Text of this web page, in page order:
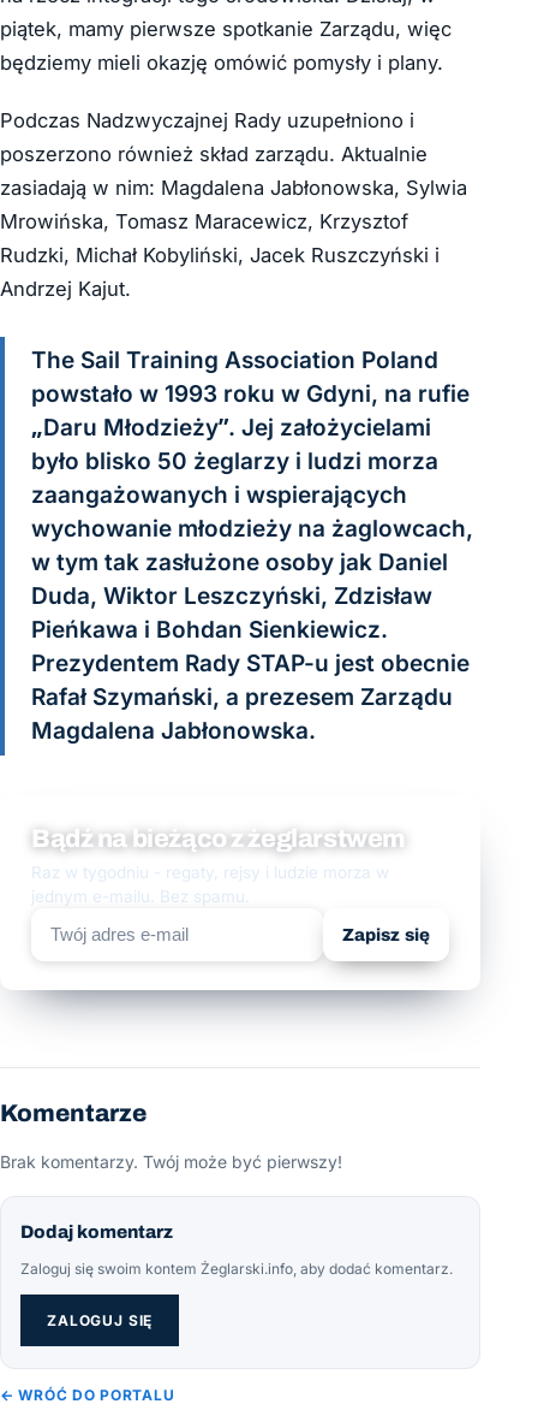
piątek, mamy pierwsze spotkanie Zarządu, więc
będziemy mieli okazję omówić pomysły i plany.
Podczas Nadzwyczajnej Rady uzupełniono i
poszerzono również skład zarządu. Aktualnie
zasiadają w nim: Magdalena Jabłonowska, Sylwia
Mrowińska, Tomasz Maracewicz, Krzysztof
Rudzki, Michał Kobyliński, Jacek Ruszczyński i
Andrzej Kajut.
The Sail Training Association Poland
powstało w 1993 roku w Gdyni, na rufie
„Daru Młodzieży”. Jej założycielami
było blisko 50 żeglarzy i ludzi morza
zaangażowanych i wspierających
wychowanie młodzieży na żaglowcach,
w tym tak zasłużone osoby jak Daniel
Duda, Wiktor Leszczyński, Zdzisław
Pieńkawa i Bohdan Sienkiewicz.
Prezydentem Rady STAP-u jest obecnie
Rafał Szymański, a prezesem Zarządu
Magdalena Jabłonowska.
Bądź na bieżąco z żeglarstwem
Raz w tygodniu - regaty, rejsy i ludzie morza w
jednym e-mailu. Bez spamu.
Zapisz się
Komentarze
Brak komentarzy. Twój może być pierwszy!
Dodaj komentarz
Zaloguj się swoim kontem Żeglarski.info, aby dodać komentarz.
ZALOGUJ SIĘ
← WRÓĆ DO PORTALU